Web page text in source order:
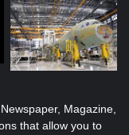
Magazine,
that allow you to